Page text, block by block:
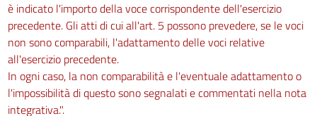
è indicato l'importo della voce corrispondente dell'esercizio
precedente. Gli atti di cui all'art. 5 possono prevedere, se le voci
non sono comparabili, l'adattamento delle voci relative
all'esercizio precedente.
In ogni caso, la non comparabilità e l'eventuale adattamento o
l'impossibilità di questo sono segnalati e commentati nella nota
integrativa.".